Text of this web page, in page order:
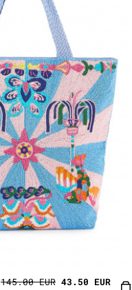
145.00 EUR 43.50 EUR